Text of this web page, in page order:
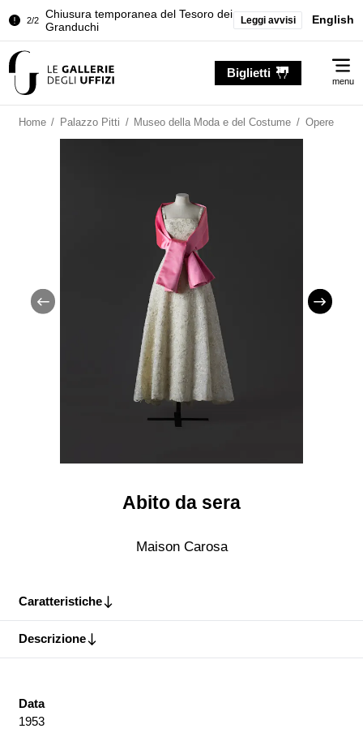
2/2
Chiusura temporanea del Tesoro dei
Granduchi
della Sala dell'Iliade
Granduchi
Leggi avvisi English
Biglietti
menu
Home / Palazzo Pitti / Museo della Moda e del Costume / Opere
Abito da sera
Maison Carosa
Caratteristiche
Descrizione
Data
1953